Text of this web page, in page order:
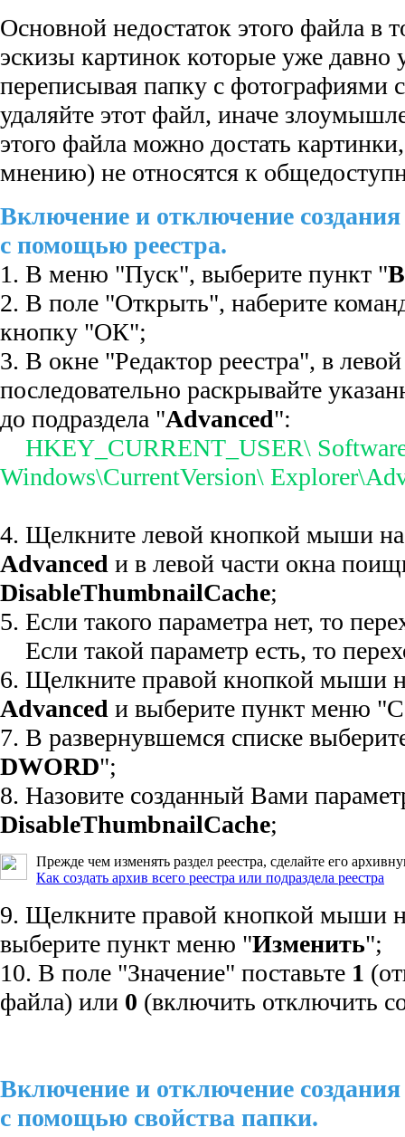
Основной недостаток этого файла в
эскизы картинок которые уже давно
переписывая папку с фотографиями
удаляйте этот файл, иначе
этого файла можно достать
мнению) не относятся к
Включение и отключение
с помощью реестра.
1. В меню "Пуск", выберите пункт "
2. В поле "Открыть", наберите
кнопку "ОК";
3. В окне "Редактор реестра", в
последовательно раскрывайте
до подраздела "Advanced":
HKEY_CURRENT_USER\
Windows\CurrentVersion\
4. Щелкните левой кнопкой мыши на
Advanced и в левой части окна
DisableThumbnailCache;
5. Если такого параметра нет, то
Если такой параметр есть, то
6. Щелкните правой кнопкой мыши
Advanced и выберите пункт меню
7. В развернувшемся списке
DWORD";
8. Назовите созданный Вами
DisableThumbnailCache;
Прежде чем изменять раздел реестра, сделайте его
Как создать архив всего реестра или подраздела реестра
9. Щелкните правой кнопкой мыши
выберите пункт меню "Изменить";
10. В поле "Значение" поставьте 1
файла) или 0 (включить отключить
Включение и отключение
с помощью свойства папки.